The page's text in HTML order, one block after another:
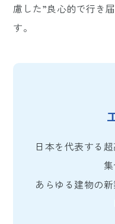
慮した”良心的で行き
す。
日本を代表する
あらゆる建物の